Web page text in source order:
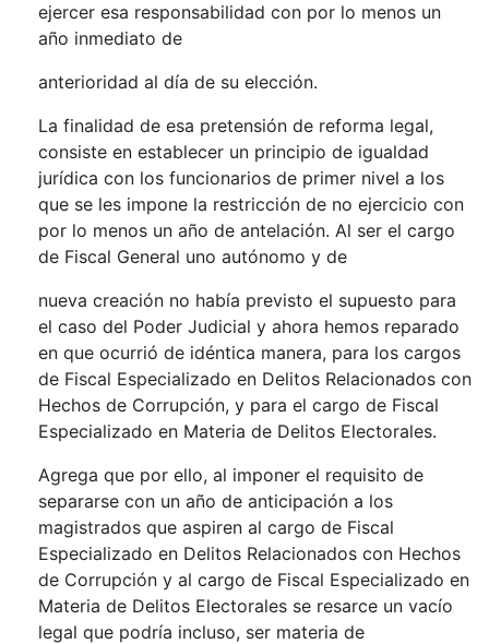
ejercer esa responsabilidad con por lo menos un
año inmediato de
anterioridad al día de su elección.
La finalidad de esa pretensión de reforma legal,
consiste en establecer un principio de igualdad
jurídica con los funcionarios de primer nivel a los
que se les impone la restricción de no ejercicio con
por lo menos un año de antelación. Al ser el cargo
de Fiscal General uno autónomo y de
nueva creación no había previsto el supuesto para
el caso del Poder Judicial y ahora hemos reparado
en que ocurrió de idéntica manera, para los cargos
de Fiscal Especializado en Delitos Relacionados con
Hechos de Corrupción, y para el cargo de Fiscal
Especializado en Materia de Delitos Electorales.
Agrega que por ello, al imponer el requisito de
separarse con un año de anticipación a los
magistrados que aspiren al cargo de Fiscal
Especializado en Delitos Relacionados con Hechos
de Corrupción y al cargo de Fiscal Especializado en
Materia de Delitos Electorales se resarce un vacío
legal que podría incluso, ser materia de